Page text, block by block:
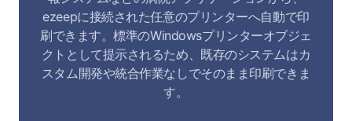
ezeepに接続された任意のプリンターへ自動で印
刷できます。標準のWindowsプリンターオブジェ
クトとして提示されるため、既存のシステムはカ
スタム開発や統合作業なしでそのまま印刷できま
す。